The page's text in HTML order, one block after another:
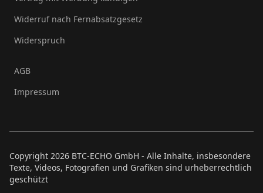
Widerruf nach Fernabsatzgesetz
Widerspruch
AGB
Impressum
Copyright 2026 BTC-ECHO GmbH - Alle Inhalte, insbesondere
Texte, Videos, Fotografien und Grafiken sind urheberrechtlich
geschützt